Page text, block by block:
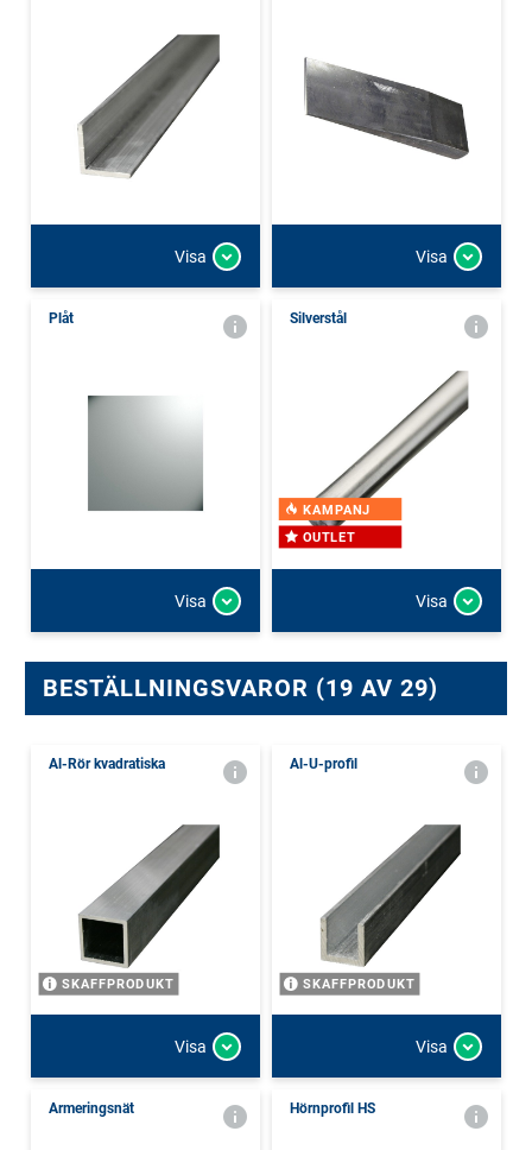
Visa Visa
Plåt
Visa
Silverstål
KAMPANJ
OUTLET
Visa
BESTÄLLNINGSVAROR (19 AV 29)
Al-Rör kvadratiska
SKAFFPRODUKT
Visa
Al-U-profil
SKAFFPRODUKT
Visa
Armeringsnät Hörnprofil HS